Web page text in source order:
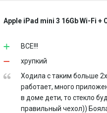
Apple iPad mini 3 16Gb Wi-Fi +
ВСЕ!!!
хрупкий
Ходила с таким больше
работает, много
в доме дети, то стекло
правильный чехол))